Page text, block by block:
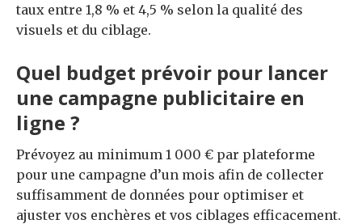
taux entre 1,8 % et 4,5 % selon la qualité des
visuels et du ciblage.
Quel budget prévoir pour lancer
une campagne publicitaire en
ligne ?
Prévoyez au minimum 1 000 € par plateforme
pour une campagne d’un mois afin de collecter
suffisamment de données pour optimiser et
ajuster vos enchères et vos ciblages efficacement.